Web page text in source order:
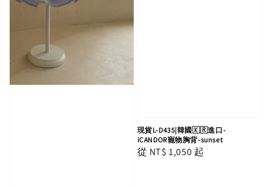
現貨L-D435|韓國🇰🇷進口-
iCANDOR寵物胸背-sunset
Regular
從 NT$ 1,050 起